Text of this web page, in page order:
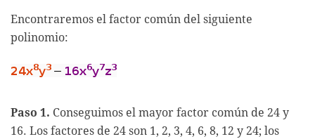
Encontraremos el factor común del siguiente
polinomio:
Paso 1. Conseguimos el mayor factor común de 24 y
16. Los factores de 24 son 1, 2, 3, 4, 6, 8, 12 y 24; los